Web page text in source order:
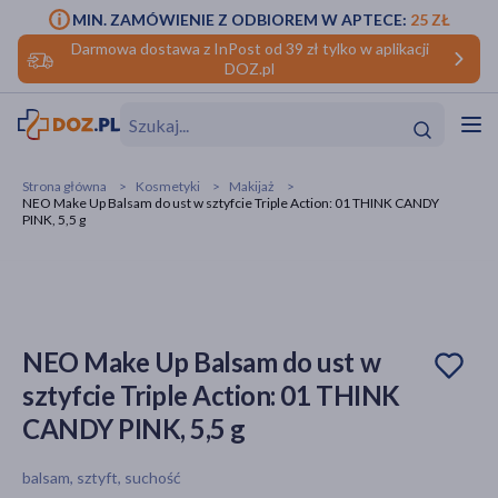
Darmowa dostawa z InPost od 39 zł tylko w aplikacji
DOZ.pl
MIN. ZAMÓWIENIE Z ODBIOREM W APTECE: 25 ZŁ
Hit
Strona główna Kosmetyki
Makijaż
NEO Make Up Balsam do ust w sztyfcie Triple Action: 01 THINK CANDY
PINK, 5,5 g
NEO Make Up Balsam do ust w
sztyfcie Triple Action: 01 THINK
CANDY PINK, 5,5 g
balsam, sztyft, suchość